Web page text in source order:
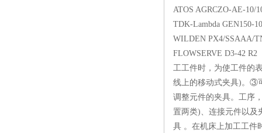
ATOS AGRCZO-
TDK-Lambda
WILDEN PX4/
FLOWSERVE D3-
工工件时，为使工件的
线上的移动式夹具)。③
调整元件的夹具。工序
置两类)、连接元件以及
具 。在机床上加工工件